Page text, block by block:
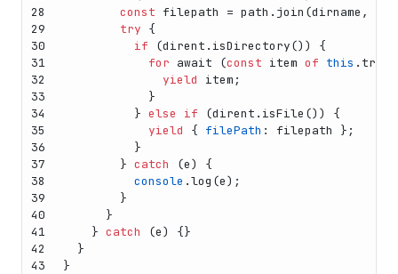
28
29
30
31
32
33
34
35
36
37
38
39
40
41
42
43
const filepath = path. join (dirname,
try {
if (dirent. isDirectory()) {
for await (const item of this .
yield
item;
            }
          }
else if (dirent. isFile ()) {
yield
{ filePath : filepath };
          }
        }
catch
(e) {
console .log (e);
        }
      }
    }
catch
(e) {}
  }
}